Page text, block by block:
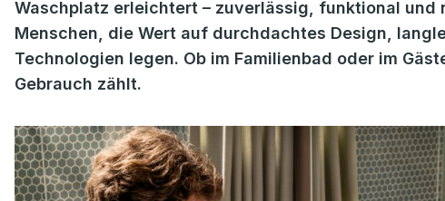
Waschplatz erleichtert – zuverlässig, funktional und
Menschen, die Wert auf durchdachtes Design,
Technologien legen. Ob im Familienbad oder im
Gebrauch zählt.